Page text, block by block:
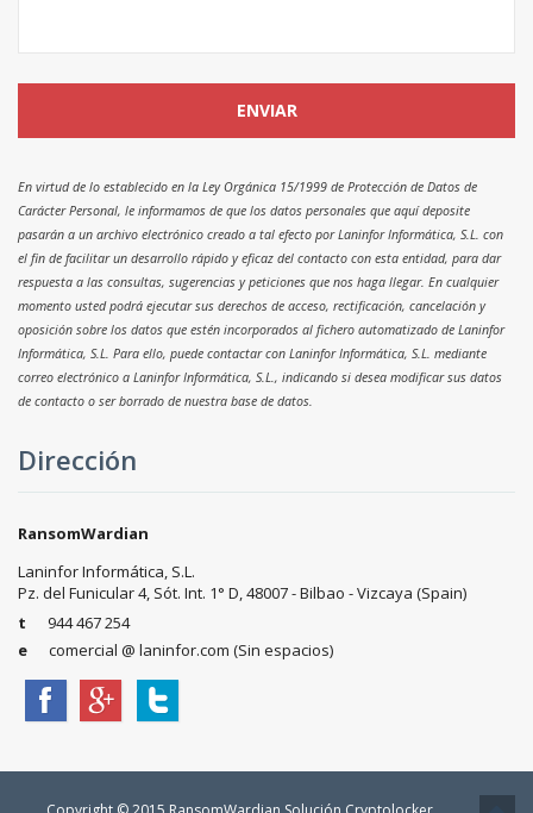
En virtud de lo establecido en la Ley Orgánica 15/1999 de Protección de Datos de
Carácter Personal, le informamos de que los datos personales que aquí deposite
pasarán a un archivo electrónico creado a tal efecto por Laninfor Informática, S.L. con
el fin de facilitar un desarrollo rápido y eficaz del contacto con esta entidad, para dar
respuesta a las consultas, sugerencias y peticiones que nos haga llegar. En cualquier
momento usted podrá ejecutar sus derechos de acceso, rectificación, cancelación y
oposición sobre los datos que estén incorporados al fichero automatizado de Laninfor
Informática, S.L. Para ello, puede contactar con Laninfor Informática, S.L. mediante
correo electrónico a Laninfor Informática, S.L., indicando si desea modificar sus datos
de contacto o ser borrado de nuestra base de datos.
Dirección
RansomWardian
Laninfor Informática, S.L.
Pz. del Funicular 4, Sót. Int. 1° D, 48007 - Bilbao - Vizcaya (Spain)
t
944 467 254
e
comercial @ laninfor.com (Sin espacios)